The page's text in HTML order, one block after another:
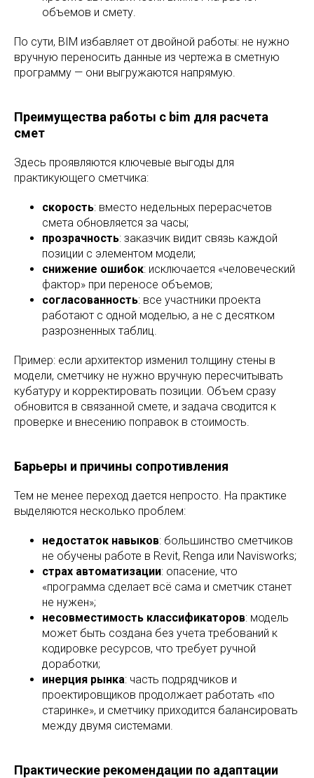
объемов и смету.
По сути, BIM избавляет от двойной работы: не нужно
вручную переносить данные из чертежа в сметную
программу — они выгружаются напрямую.
Преимущества работы с bim для расчета
смет
Здесь проявляются ключевые выгоды для
практикующего сметчика:
скорость: вместо недельных перерасчетов
смета обновляется за часы;
прозрачность: заказчик видит связь каждой
позиции с элементом модели;
снижение ошибок: исключается «человеческий
фактор» при переносе объемов;
согласованность: все участники проекта
работают с одной моделью, а не с десятком
разрозненных таблиц.
Пример: если архитектор изменил толщину стены в
модели, сметчику не нужно вручную пересчитывать
кубатуру и корректировать позиции. Объем сразу
обновится в связанной смете, и задача сводится к
проверке и внесению поправок в стоимость.
Барьеры и причины сопротивления
Тем не менее переход дается непросто. На практике
выделяются несколько проблем:
недостаток навыков: большинство сметчиков
не обучены работе в Revit, Renga или Navisworks;
страх автоматизации: опасение, что
«программа сделает всё сама и сметчик станет
не нужен»;
несовместимость классификаторов: модель
может быть создана без учета требований к
кодировке ресурсов, что требует ручной
доработки;
инерция рынка: часть подрядчиков и
проектировщиков продолжает работать «по
старинке», и сметчику приходится балансировать
между двумя системами.
Практические рекомендации по адаптации